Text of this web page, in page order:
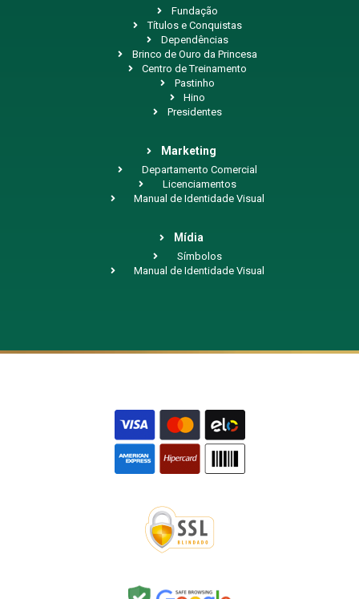
Fundação
Títulos e Conquistas
Dependências
Brinco de Ouro da Princesa
Centro de Treinamento
Pastinho
Hino
Presidentes
Marketing
Departamento Comercial
Licenciamentos
Manual de Identidade Visual
Mídia
Símbolos
Manual de Identidade Visual